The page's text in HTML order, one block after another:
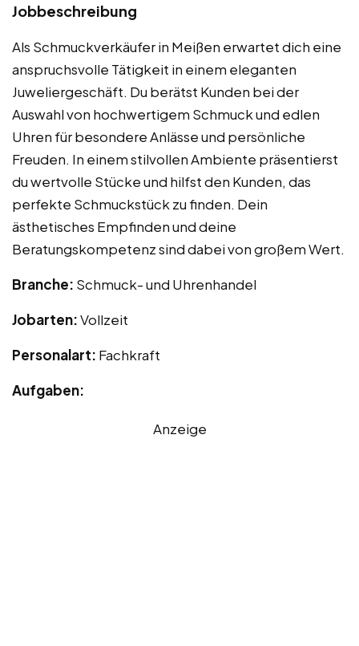
Jobbeschreibung
Als Schmuckverkäufer in Meißen erwartet dich eine
anspruchsvolle Tätigkeit in einem eleganten
Juweliergeschäft. Du berätst Kunden bei der
Auswahl von hochwertigem Schmuck und edlen
Uhren für besondere Anlässe und persönliche
Freuden. In einem stilvollen Ambiente präsentierst
du wertvolle Stücke und hilfst den Kunden, das
perfekte Schmuckstück zu finden. Dein
ästhetisches Empfinden und deine
Beratungskompetenz sind dabei von großem Wert.
Branche: Schmuck- und Uhrenhandel
Jobarten:Vollzeit
Personalart: Fachkraft
Aufgaben:
Anzeige